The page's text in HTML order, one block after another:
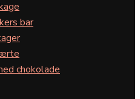
bar
chokolade